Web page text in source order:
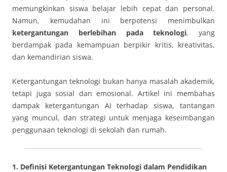
memungkinkan siswa belajar lebih cepat dan personal.
Namun, kemudahan ini berpotensi menimbulkan
ketergantungan berlebihan pada teknologi, yang
berdampak pada kemampuan berpikir kritis, kreativitas,
dan kemandirian siswa.
Ketergantungan teknologi bukan hanya masalah akademik,
tetapi juga sosial dan emosional. Artikel ini membahas
dampak ketergantungan AI terhadap siswa, tantangan
yang muncul, dan strategi untuk menjaga keseimbangan
penggunaan teknologi di sekolah dan rumah.
1. Definisi Ketergantungan Teknologi dalam Pendidikan